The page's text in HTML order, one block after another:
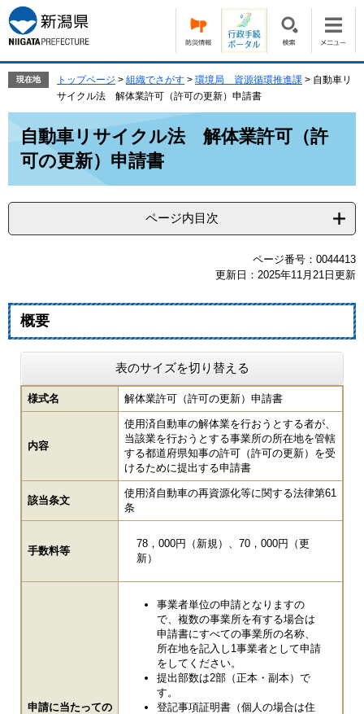
ー
ジ
の
で
ニ
ュ
ー
ば
現在地 トップページ > 組織でさがす > 環境局 資源循環推進課 > 自動車リ
サイクル法 解体業許可（許可の更新）申請書
自動車リサイクル法 解体業許可（許
可の更新）申請書
ページ内目次
ページ番号：0044413
更新日：2025年11月21日更新
概要
表のサイズを切り替える
様式名 解体業許可（許可の更新）申請書
内容
使用済自動車の解体業を行おうとする者が、
当該業を行おうとする事業所の所在地を管轄
する都道府県知事の許可（許可の更新）を受
けるために提出する申請書
該当条文
使用済自動車の再資源化等に関する法律第61
条
手数料等
78，000円（新規）、70，000円（更
新）
申請に当たっての
事業者単位の申請となりますの
で、複数の事業所を有する場合は
申請書にすべての事業所の名称、
所在地を記入し1事業者として申請
をしてください。
提出部数は2部（正本・副本）で
す。
登記事項証明書（個人の場合は住